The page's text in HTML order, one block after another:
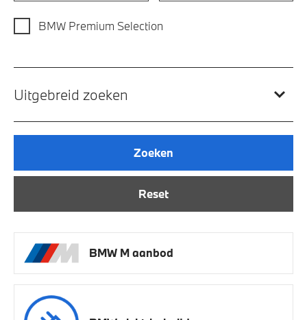
BMW Premium Selection
Uitgebreid zoeken
Reset
Zoeken
BMW M aanbod